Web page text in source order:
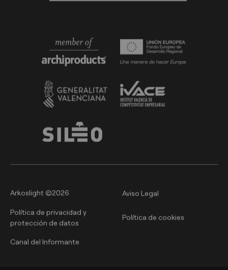
Arkoslight ©2026 Aviso Legal
Política de privacidad y
protección de datos
Política de cookies
Canal del Informante